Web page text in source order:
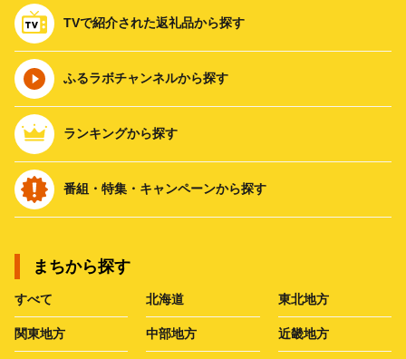
TVで紹介された返礼品から探す
ふるラボチャンネルから探す
ランキングから探す
番組・特集・キャンペーンから探す
まちから探す
すべて 北海道 東北地方
関東地方 中部地方 近畿地方